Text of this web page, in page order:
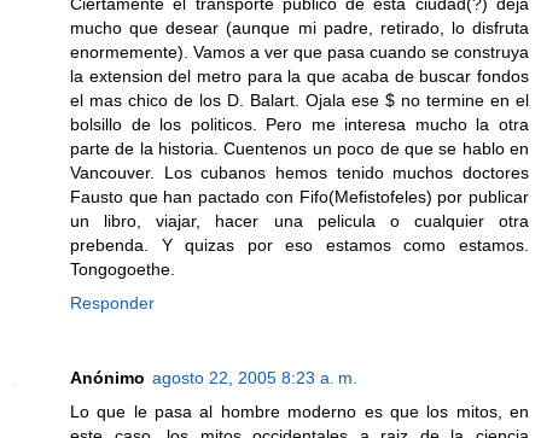
mucho que desear (aunque mi padre, retirado, lo disfruta
enormemente). Vamos a ver que pasa cuando se construya
la extension del metro para la que acaba de buscar fondos
el mas chico de los D. Balart. Ojala ese $ no termine en el
bolsillo de los politicos. Pero me interesa mucho la otra
parte de la historia. Cuentenos un poco de que se hablo en
Vancouver. Los cubanos hemos tenido muchos doctores
Fausto que han pactado con Fifo(Mefistofeles) por publicar
un libro, viajar, hacer una pelicula o cualquier otra
prebenda. Y quizas por eso estamos como estamos.
Tongogoethe.
Responder
Anónimo agosto 22, 2005 8:23 a. m.
Lo que le pasa al hombre moderno es que los mitos, en